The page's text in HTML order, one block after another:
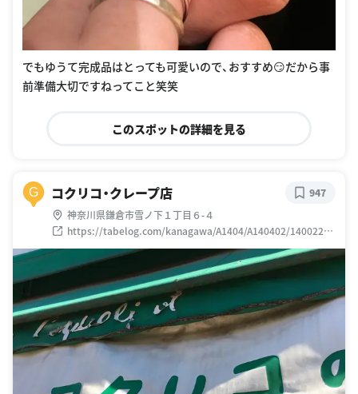
でもゆうて完成品はとっても可愛いので、おすすめ😏だから事
前準備大切ですねってこと笑笑
このスポットの詳細を見る
G コクリコ・クレープ店
神奈川県鎌倉市雪ノ下１丁目６-４
https://tabelog.com/kanagawa/A1404/A140402/14002246
/
947